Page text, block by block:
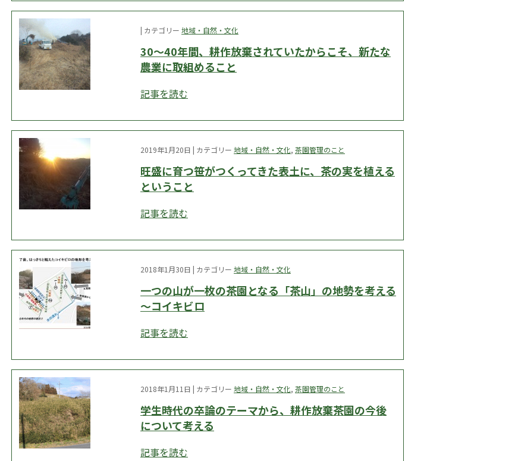
| カテゴリー 地域・自然・文化
30～40年間、耕作放棄されていたからこそ、新たな
農業に取組めること
記事を読む
2019年1月20日 | カテゴリー 地域・自然・文化, 茶園管理のこと
旺盛に育つ笹がつくってきた表土に、茶の実を植える
ということ
記事を読む
2018年1月30日 | カテゴリー 地域・自然・文化
一つの山が一枚の茶園となる「茶山」の地勢を考える
～コイキビロ
記事を読む
2018年1月11日 | カテゴリー 地域・自然・文化, 茶園管理のこと
学生時代の卒論のテーマから、耕作放棄茶園の今後
について考える
記事を読む